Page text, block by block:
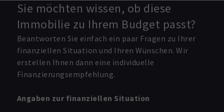
Sie möchten wissen, ob diese
Immobilie zu Ihrem Budget passt?
Beantworten Sie einfach ein paar Fragen zu Ihrer
finanziellen Situation und Ihren Wünschen. Wir
erstellen Ihnen dann eine individuelle
Finanzierungsempfehlung.
Angaben zur finanziellen Situation